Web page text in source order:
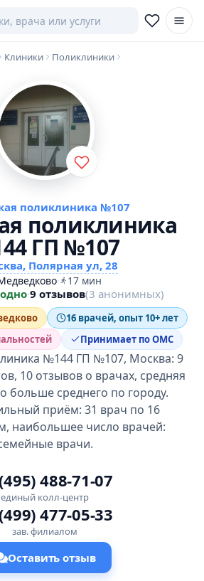
Клиники Поликлиники
поликлиника №107
поликлиника
ГП №107
Полярная ул, 28
· 17 мин
·9 отзывов(3 анонимных)
16 врачей, опыт 10+ лет
Принимает по ОМС
№144 ГП №107, Москва: 9
10 отзывов о врачах, средняя
больше среднего по городу.
приём: 31 врач по 16
наибольшее число врачей:
врачи.
488-71-07
единый колл-центр
477-05-33
зав. филиалом
Оставить отзыв